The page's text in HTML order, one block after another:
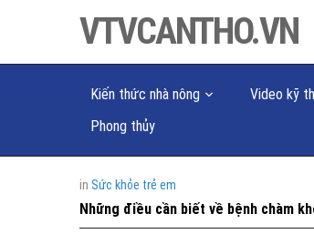
VTVCANTHO.VN
Kiến thức nhà nông Video kỹ
Phong thủy
in Sức khỏe trẻ em
Những điều cần biết về bệnh chàm